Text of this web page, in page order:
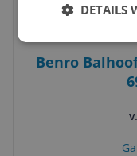
Benro
DETAILS